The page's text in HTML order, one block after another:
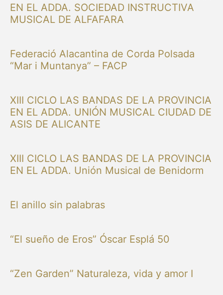
EN EL ADDA. SOCIEDAD INSTRUCTIVA
MUSICAL DE ALFAFARA
Federació Alacantina de Corda Polsada
“Mar i Muntanya” – FACP
XIII CICLO LAS BANDAS DE LA PROVINCIA
EN EL ADDA. UNIÓN MUSICAL CIUDAD DE
ASIS DE ALICANTE
XIII CICLO LAS BANDAS DE LA PROVINCIA
EN EL ADDA. Unión Musical de Benidorm
El anillo sin palabras
“El sueño de Eros” Óscar Esplá 50
“Zen Garden” Naturaleza, vida y amor I